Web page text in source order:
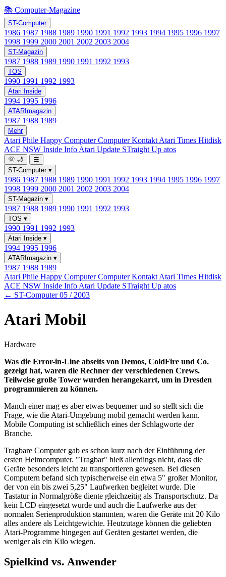
📚 Computer-Magazine
ST-Computer
1986 1987 1988 1989 1990 1991 1992 1993 1994 1995 1996 1997
1998 1999 2000 2001 2002 2003 2004
ST-Magazin
1987 1988 1989 1990 1991 1992 1993
TOS
1990 1991 1992 1993
Atari Inside
1994 1995 1996
ATARImagazin
1987 1988 1989
Mehr
Atari Phile Happy ComputerComputer Kontakt Atari Times Hitdisk
ACE NSW Inside Info Atari Update STraight Up atos
🌞 🌙
☰
ST-Computer ▾
1986 1987 1988 1989 1990 1991 1992 1993 1994 1995 1996 1997
1998 1999 2000 2001 2002 2003 2004
ST-Magazin ▾
1987 1988 1989 1990 1991 1992 1993
TOS ▾
1990 1991 1992 1993
Atari Inside ▾
1994 1995 1996
ATARImagazin ▾
1987 1988 1989
Atari Phile Happy ComputerComputer Kontakt Atari Times Hitdisk
ACE NSW Inside Info Atari Update STraight Up atos
← ST-Computer 05 / 2003
Atari Mobil
Hardware
Was die Error-in-Line abseits von Demos, ColdFire und Co.
gezeigt hat, waren die Rechner der verschiedenen Crews.
Teilweise große Tower wurden herangekarrt, um in Dresden
programmieren zu können.
Manch einer mag es aber etwas bequemer und so stellt sich die
Frage, wie die Atari-Umgebung mobil gemacht werden kann.
Mobile Computing ist schließlich eines der Schlagworte der
Branche.
Tragbare Computer gab es schon kurz nach der Einführung der
ersten Heimcomputer. "Tragbar" hieß allerdings nicht, dass die
Geräte besonders leicht zu transportieren gewesen. Bei diesen
Computern befand sich typischerweise ein etwa 5" großer Monitor,
der von ein bis zwei 5,25" Laufwerken begleitet wurde. Die
Tastatur in Normalgröße diente gleichzeitig als Transportschutz. Da
kein LCD eingesetzt wurde und auch die Laufwerke aus der
normalen Serienproduktion stammten, waren die Geräte mit 20 Kilo
alles andere als Leichtgewichte. Heutzutage können die geliebten
Atari-Programme hingegen auf Geräten gestartet werden, die
weniger als ein Kilo wiegen.
Spielkind vs. Anwender